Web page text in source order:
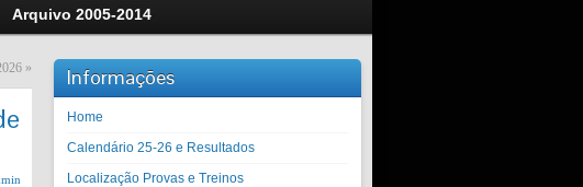
Arquivo 2005-2014
» Informações
Home
Calendário 25-26 e Resultados
Localização Provas e Treinos